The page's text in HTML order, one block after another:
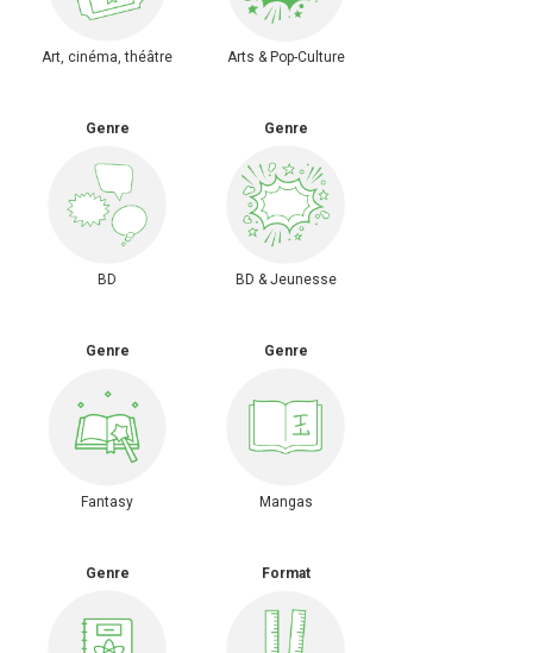
Art, cinéma, théâtre Arts & Pop-Culture
Genre
BD
Genre
BD & Jeunesse
Genre
Fantasy
Genre
Mangas
Genre Format